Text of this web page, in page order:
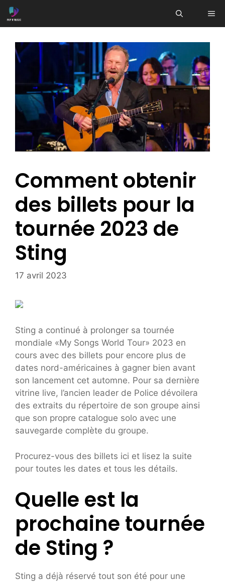
Aller
au
Comment obtenir
des billets pour la
tournée 2023 de
Sting
17 avril 2023
Sting a continué à prolonger sa tournée
mondiale «My Songs World Tour» 2023 en
cours avec des billets pour encore plus de
dates nord-américaines à gagner bien avant
son lancement cet automne. Pour sa dernière
vitrine live, l’ancien leader de Police dévoilera
des extraits du répertoire de son groupe ainsi
que son propre catalogue solo avec une
sauvegarde complète du groupe.
Procurez-vous des billets ici et lisez la suite
pour toutes les dates et tous les détails.
Quelle est la
prochaine tournée
de Sting ?
Sting a déjà réservé tout son été pour une